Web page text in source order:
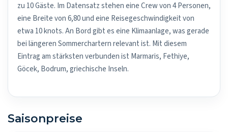
zu 10 Gäste. Im Datensatz stehen eine Crew von 4 Personen,
eine Breite von 6,80 und eine Reisegeschwindigkeit von
etwa 10 knots. An Bord gibt es eine Klimaanlage, was gerade
bei längeren Sommerchartern relevant ist. Mit diesem
Eintrag am stärksten verbunden ist Marmaris, Fethiye,
Göcek, Bodrum, griechische Inseln.
Saisonpreise